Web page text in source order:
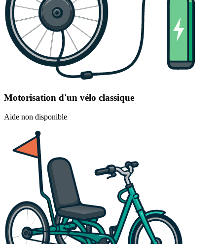
Motorisation d'un vélo classique
Aide non disponible